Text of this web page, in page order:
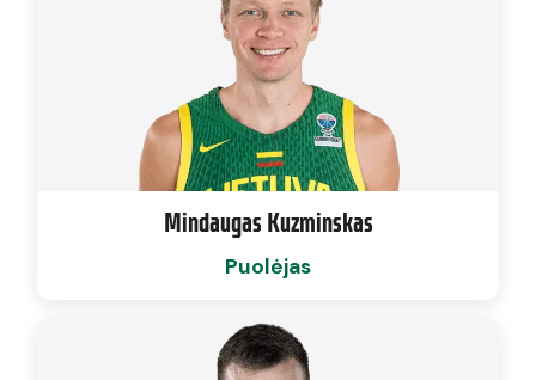
Mindaugas Kuzminskas
Puolėjas